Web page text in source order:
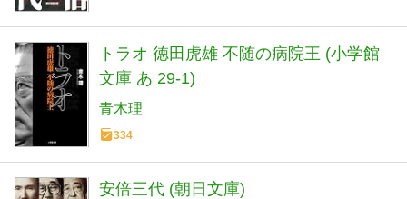
トラオ 徳田虎雄 不随の病院王 (小学館
文庫 あ 29-1)
青木理
334
安倍三代 (朝日文庫)